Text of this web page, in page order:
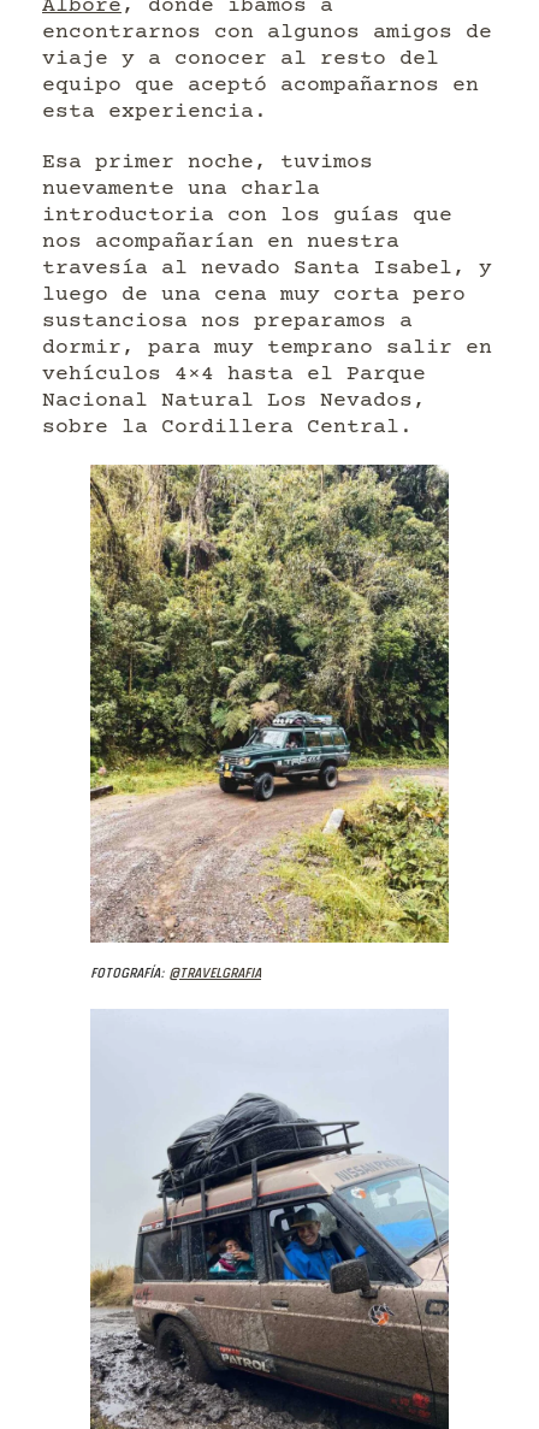
Albore , donde íbamos a
encontrarnos con algunos amigos de
viaje y a conocer al resto del
equipo que aceptó acompañarnos en
esta experiencia.
Esa primer noche, tuvimos
nuevamente una charla
introductoria con los guías que
nos acompañarían en nuestra
travesía al nevado Santa Isabel, y
luego de una cena muy corta pero
sustanciosa nos preparamos a
dormir, para muy temprano salir en
vehículos 4×4 hasta el Parque
Nacional Natural Los Nevados,
sobre la Cordillera Central.
Fotografía: @travelgrafia